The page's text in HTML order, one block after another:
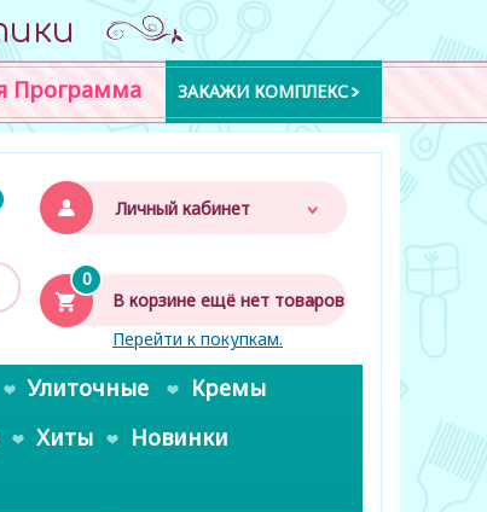
Программа ЗАКАЖИ КОМПЛЕКС
Личный кабинет
0
В корзине ещё нет товаров
Перейти к покупкам.
Улиточные
Кремы
Хиты
Новинки